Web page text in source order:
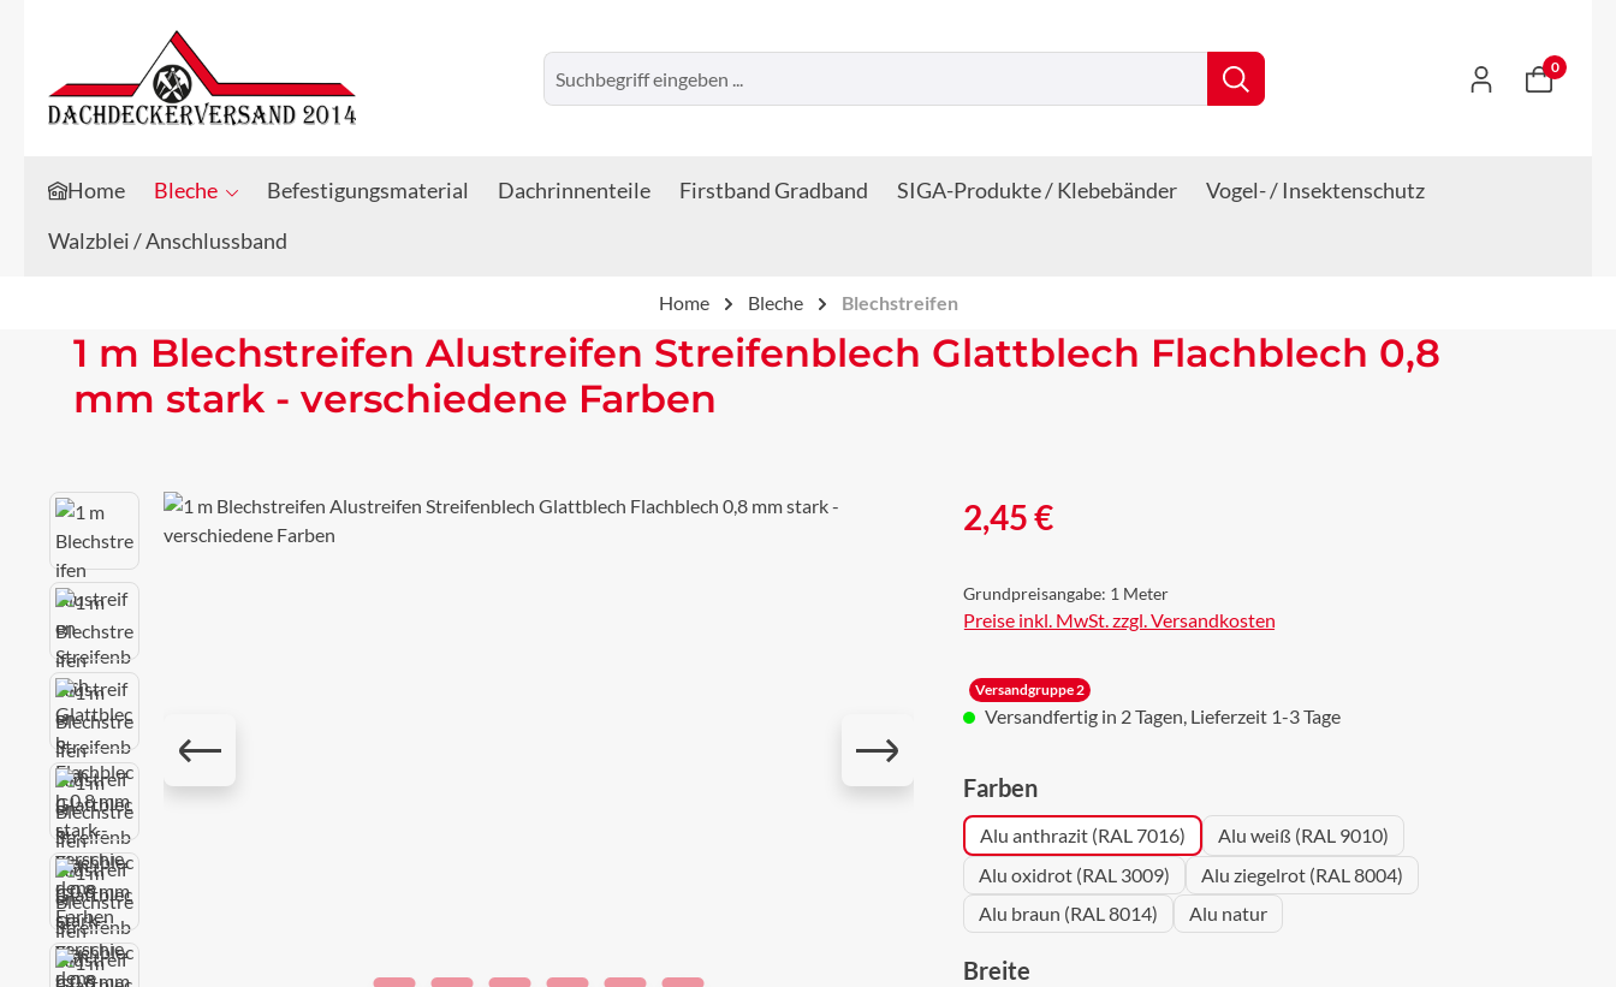
Zum Hauptinhalt springen
Zur Suche springen
0
Home Bleche Befestigungsmaterial Dachrinnenteile Firstband Gradband SIGA-Produkte / Klebebänder
Vogel- / Insektenschutz
Walzblei / Anschlussband
Home Bleche Blechstreifen
1 m Blechstreifen Alustreifen Streifenblech Glattblech Flachblech 0,8
mm stark - verschiedene Farben
Bildergalerie überspringen Regulärer Preis:
2,45 €
Grundpreisangabe: 1 Meter
Preise inkl. MwSt. zzgl. Versandkosten
Versandgruppe 2
Versandfertig in 2 Tagen, Lieferzeit 1-3 Tage
Farbenauswählen
Alu anthrazit (RAL 7016)
Alu weiß (RAL 9010)
Alu oxidrot (RAL 3009)
Alu ziegelrot (RAL 8004)
Alu braun (RAL 8014)
Alu natur
Breiteauswählen